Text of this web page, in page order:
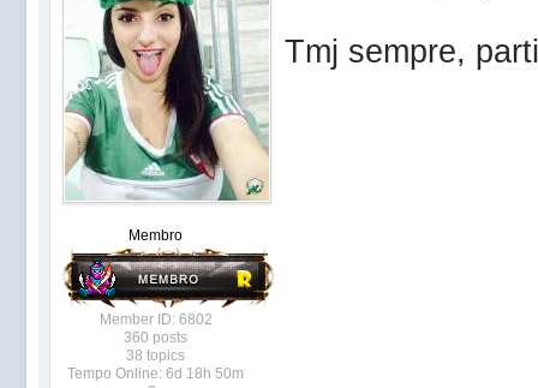
Membro
Member ID: 6802
360 posts
38 topics
Tempo Online: 6d 18h 50m
Tmj sempre,